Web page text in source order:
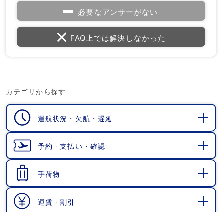
必要なアンサーがない
FAQ上では解決しなかった
カテゴリから探す
運航状況・欠航・遅延
予約・支払い・確認
手荷物
運賃・割引